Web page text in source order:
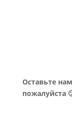
Оставьте
пожалуйста